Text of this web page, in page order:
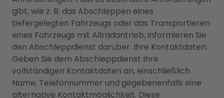
gibt, wie z. B. das Abschleppen eines
tiefergelegten Fahrzeugs oder das Transportieren
eines Fahrzeugs mit Allradantrieb, informieren Sie
den Abschleppdienst darüber. Ihre Kontaktdaten:
Geben Sie dem Abschleppdienst Ihre
vollständigen Kontaktdaten an, einschließlich
Name, Telefonnummer und gegebenenfalls eine
alternative Kontaktmöglichkeit. Diese